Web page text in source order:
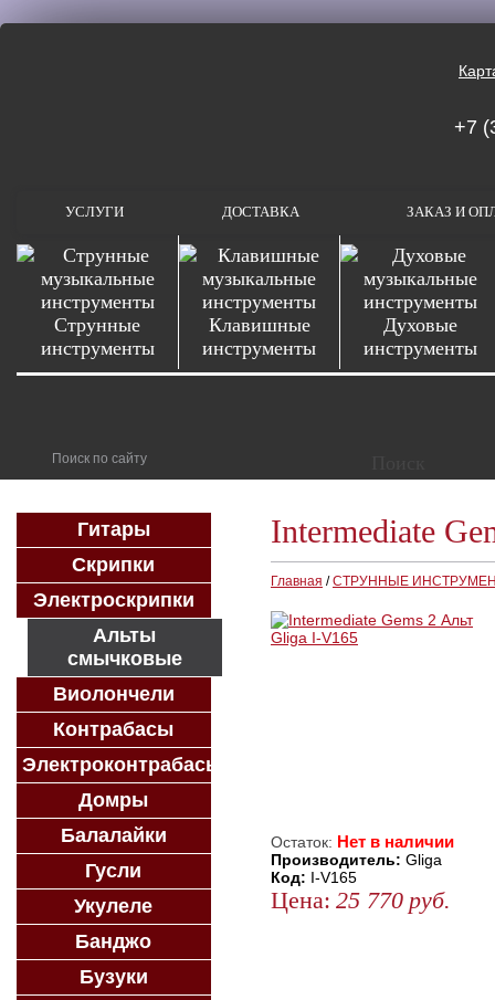
+7
УСЛУГИ ДОСТАВКА ЗАКАЗ И
Струнные
инструменты
Клавишные
инструменты
Духовые
инструменты
Intermediate
Главная /СТРУННЫЕ
Остаток: Нет в наличии
Производитель: Gliga
Код: I-V165
Цена: 25 770 руб.
Гитары
Скрипки
Электроскрипки
Альты
смычковые
Виолончели
Контрабасы
Электроконтрабасы
Домры
Балалайки
Гусли
Укулеле
Банджо
Бузуки